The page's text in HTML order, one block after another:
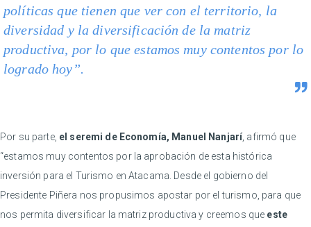
políticas que tienen que ver con el territorio, la
diversidad y la diversificación de la matriz
productiva, por lo que estamos muy contentos por lo
logrado hoy”.
Por su parte, el seremi de Economía, Manuel Nanjarí, afirmó que
“estamos muy contentos por la aprobación de esta histórica
inversión para el Turismo en Atacama. Desde el gobierno del
Presidente Piñera nos propusimos apostar por el turismo, para que
nos permita diversificar la matriz productiva y creemos que este